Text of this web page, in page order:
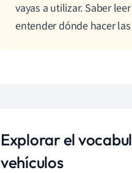
vayas a utilizar. Saber
entender dónde hacer las
Explorar el
vehículos